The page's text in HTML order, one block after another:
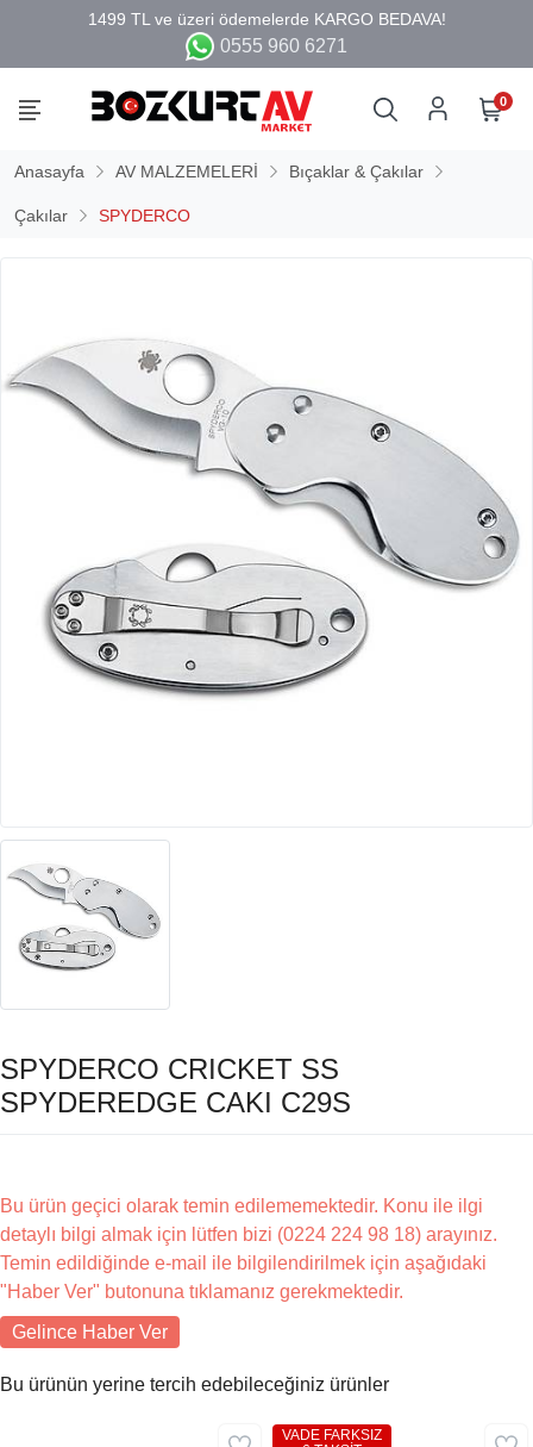
0555 960 6271
0
Anasayfa AV MALZEMELERİ Bıçaklar & Çakılar
Çakılar SPYDERCO
SPYDERCO CRICKET SS
SPYDEREDGE CAKI C29S
Bu ürün geçici olarak temin edilememektedir. Konu ile ilgi
detaylı bilgi almak için lütfen bizi (0224 224 98 18) arayınız.
Temin edildiğinde e-mail ile bilgilendirilmek için aşağıdaki
"Haber Ver" butonuna tıklamanız gerekmektedir.
Gelince Haber Ver
Bu ürünün yerine tercih edebileceğiniz ürünler
VADE FARKSIZ